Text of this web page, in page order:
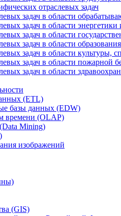
отраслевых задач
задач в области
задач в области энергетики
задач в области
задач в области образования
задач в области культуры,
задач в области пожарной
задач в области
(ETL)
базы данных (EDW)
времени (OLAP)
Mining)
изображений
(GIS)